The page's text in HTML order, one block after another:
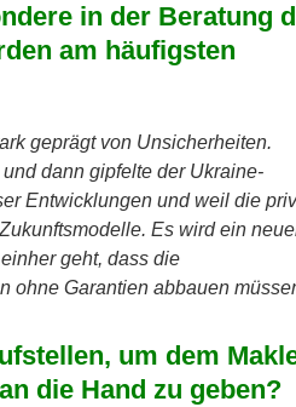
in der Beratung
am häufigsten
geprägt von Unsicherheiten.
dann gipfelte der Ukraine-
Entwicklungen und weil die
Es wird ein
geht, dass die
ohne Garantien abbauen
um dem
die Hand zu geben?